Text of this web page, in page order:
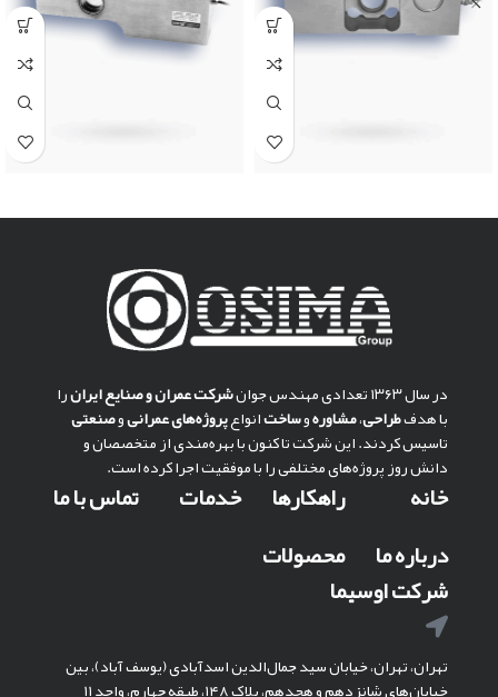
در سال ۱۳۶۳ تعدادی مهندس جوان شركت عمران و صنايع ايرانرا
با هدفطراحی،مشاورهوساختانواعپروژه‌های عمرانیوصنعتی
تاسیس کردند. این شرکت تا کنون با بهره‌مندی از متخصصان و
دانش روز پروژه‌های مختلفی را با موفقیت اجرا کرده است.
خانه
درباره ما
راهکارها
محصولات
خدمات تماس با ما
شرکت اوسیما
تهران، تهران، خیابان سید جمال‌الدین اسدآبادی (یوسف آباد)، بین
خیابان‌های شانزدهم و هجدهم، پلاک ۱۴۸، طبقه چهارم، واحد ۱۱